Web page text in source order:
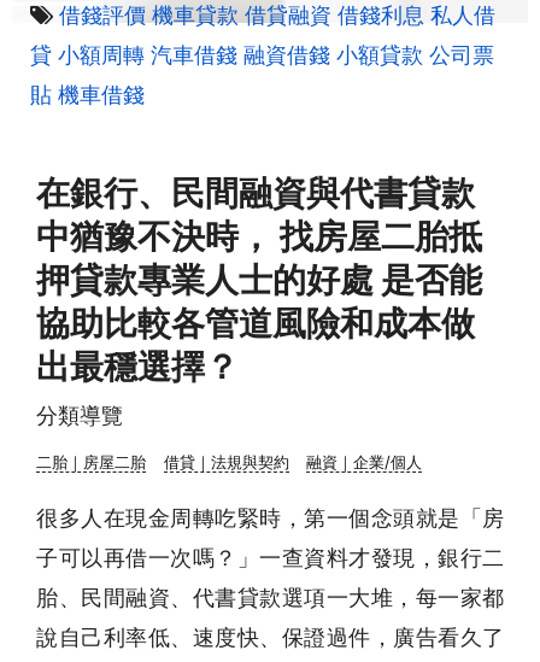
借錢評價 機車貸款 借貸融資 借錢利息 私人借
貸 小額周轉 汽車借錢 融資借錢 小額貸款 公司票
貼 機車借錢
在銀行、民間融資與代書貸款
中猶豫不決時， 找房屋二胎抵
押貸款專業人士的好處 是否能
協助比較各管道風險和成本做
出最穩選擇？
分類導覽
二胎｜房屋二胎 借貸｜法規與契約 融資｜企業/個人
很多人在現金周轉吃緊時，第一個念頭就是「房
子可以再借一次嗎？」一查資料才發現，銀行二
胎、民間融資、代書貸款選項一大堆，每一家都
說自己利率低、速度快、保證過件，廣告看久了